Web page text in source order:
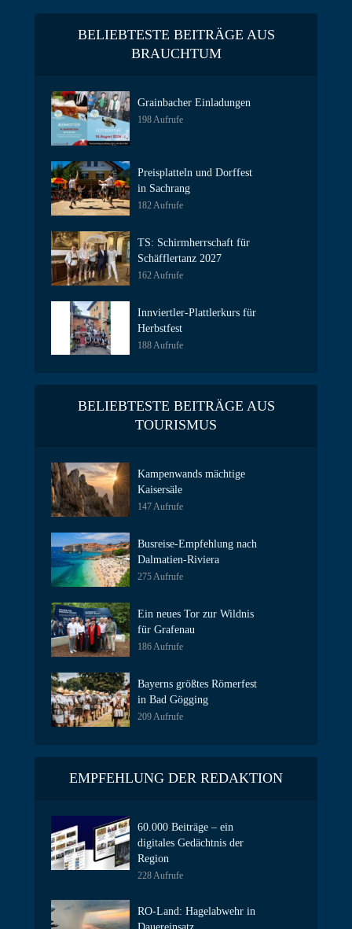
BELIEBTESTE BEITRÄGE AUS
BRAUCHTUM
Grainbacher Einladungen
198 Aufrufe
Preisplatteln und Dorffest
in Sachrang
182 Aufrufe
TS: Schirmherrschaft für
Schäfflertanz 2027
162 Aufrufe
Innviertler-Plattlerkurs für
Herbstfest
188 Aufrufe
BELIEBTESTE BEITRÄGE AUS
TOURISMUS
Kampenwands mächtige
Kaisersäle
147 Aufrufe
Busreise-Empfehlung nach
Dalmatien-Riviera
275 Aufrufe
Ein neues Tor zur Wildnis
für Grafenau
186 Aufrufe
Bayerns größtes Römerfest
in Bad Gögging
209 Aufrufe
EMPFEHLUNG DER REDAKTION
60.000 Beiträge – ein
digitales Gedächtnis der
Region
228 Aufrufe
RO-Land: Hagelabwehr in